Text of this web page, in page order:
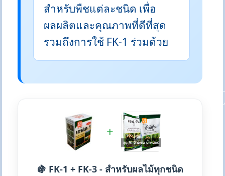
สำหรับพืชแต่ละชนิด เพื่อ
ผลผลิตและคุณภาพที่ดีที่สุด
รวมถึงการใช้ FK-1 ร่วมด้วย
+
🍇 FK-1 + FK-3 - สำหรับผลไม้ทุกชนิด